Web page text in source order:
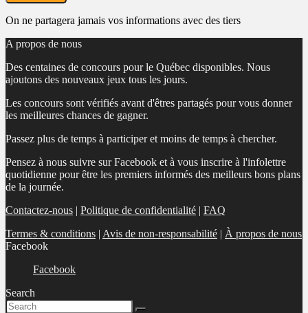
On ne partagera jamais vos informations avec des tiers
A propos de nous
Des centaines de concours pour le Québec disponibles. Nous
ajoutons des nouveaux jeux tous les jours.
Les concours sont vérifiés avant d'êtres partagés pour vous donner
les meilleures chances de gagner.
Passez plus de temps à participer et moins de temps à chercher.
Pensez à nous suivre sur Facebook et à vous inscrire à l'infolettre
quotidienne pour être les premiers informés des meilleurs bons plans
de la journée.
Contactez-nous | Politique de confidentialité | FAQ
Termes & conditions | Avis de non-responsabilité | À propos de nous
Facebook
Facebook
Search